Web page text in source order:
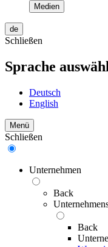
Medien
de
Schließen
Sprache
Deutsch
English
Menü
Schließen
Unternehmen
Back
Back